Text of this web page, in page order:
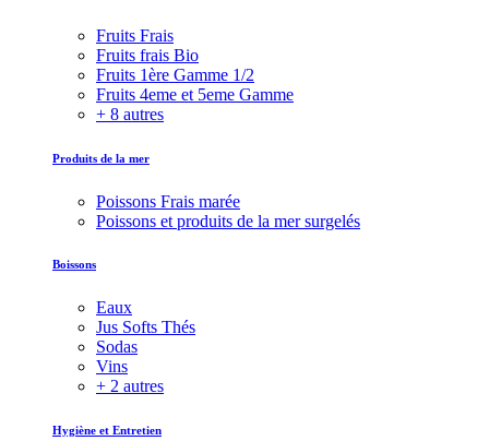
Fruits Frais
Fruits frais Bio
Fruits 1ère Gamme 1/2
Fruits 4eme et 5eme Gamme
+ 8 autres
Produits de la mer
Poissons Frais marée
Poissons et produits de la mer surgelés
Boissons
Eaux
Jus Softs Thés
Sodas
Vins
+ 2 autres
Hygiène et Entretien